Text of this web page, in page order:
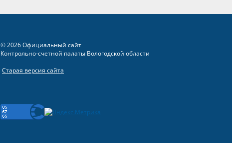
© 2026 Официальный сайт
Контрольно-счетной палаты Вологодской области
Старая версия сайта